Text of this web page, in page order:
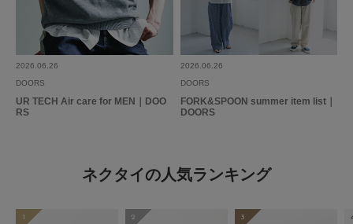
2026.06.26
DOORS
UR TECH Air care for MEN｜DOO
RS
2026.06.26
DOORS
FORK&SPOON summer item list｜
DOORS
ネクタイの人気ランキング
1 2 3